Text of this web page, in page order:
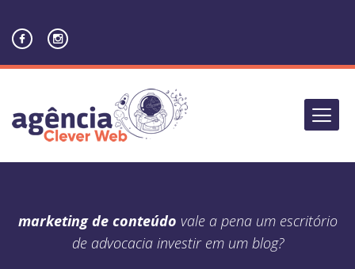
marketing de conteúdo vale a pena um escritório
de advocacia investir em um blog?